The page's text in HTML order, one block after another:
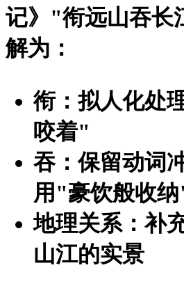
记》"衔远山吞长
解为：
衔：拟人化处
咬着"
吞：保留动词
用"豪饮般收
地理关系：补
山江的实景